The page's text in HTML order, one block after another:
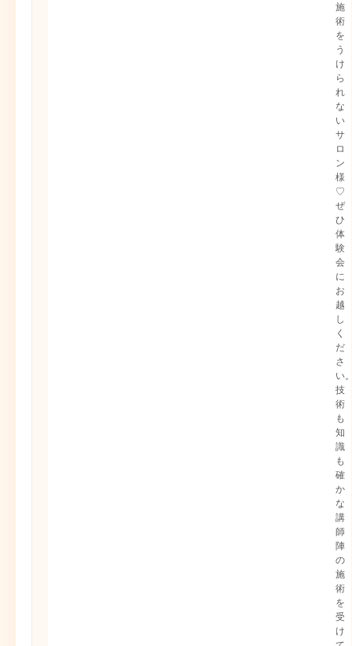
施
術
を
う
け
ら
れ
な
い
サ
ロ
ン
様
♡
ぜ
ひ
体
験
会
に
お
越
し
く
だ
さ
い
技
術
も
知
識
も
確
か
な
講
師
陣
の
施
術
を
受
け